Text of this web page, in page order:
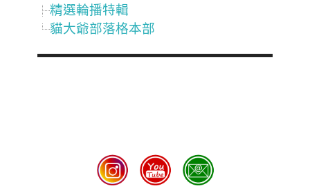
精選輪播特輯
貓大爺部落格本部